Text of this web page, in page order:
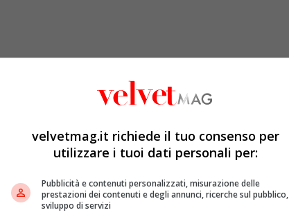
velvetmag.it richiede il tuo consenso per
utilizzare i tuoi dati personali per:
Pubblicità e contenuti personalizzati, misurazione delle
prestazioni dei contenuti e degli annunci, ricerche sul pubblico,
sviluppo di servizi